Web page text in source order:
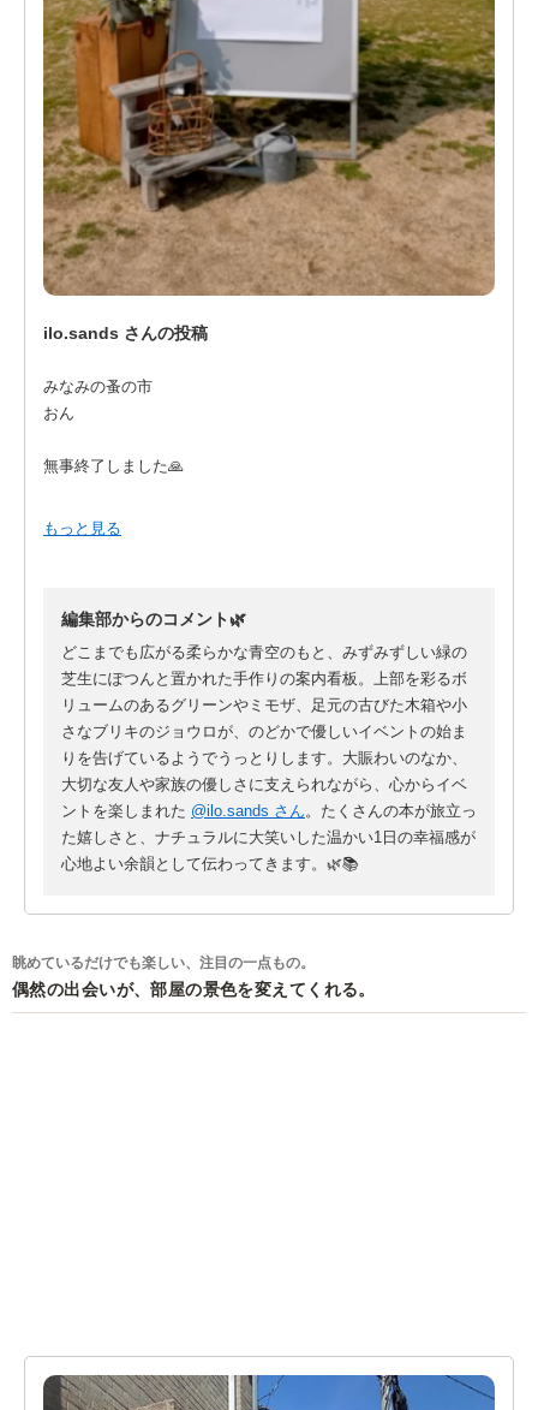
ilo.sands さんの投稿
みなみの蚤の市
おん
無事終了しました🙏
遊びに来てくださったみなさま
他出店者のみなまさまも
大変お世話になりました！
開始から大賑わいで
あやうくお昼ご飯を食べ損ねるところでしたが
差し入れてくれる友達
（ほんとうにありがとう🥹）と
家族のおかげで
ばっちり美味しいものも食べられました！
そんなに笑うことあるか？ってくらい
お天気にもめぐまれ
もっと見る
編集部からのコメント🌿
どこまでも広がる柔らかな青空のもと、みずみずしい緑の
芝生にぽつんと置かれた手作りの案内看板。上部を彩るボ
リュームのあるグリーンやミモザ、足元の古びた木箱や小
さなブリキのジョウロが、のどかで優しいイベントの始ま
りを告げているようでうっとりします。大賑わいのなか、
大切な友人や家族の優しさに支えられながら、心からイベ
ントを楽しまれた @ilo.sands さん。たくさんの本が旅立っ
た嬉しさと、ナチュラルに大笑いした温かい1日の幸福感が
心地よい余韻として伝わってきます。🌿📚
眺めているだけでも楽しい、注目の一点もの。
偶然の出会いが、部屋の景色を変えてくれる。